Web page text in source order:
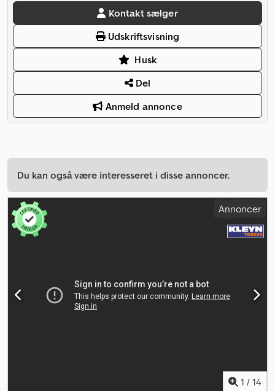
Kontakt sælger
Udskriftsvisning
Husk
Del
Anmeld annonce
Du kan også være interesseret i disse annoncer.
Annoncer
1 / 14